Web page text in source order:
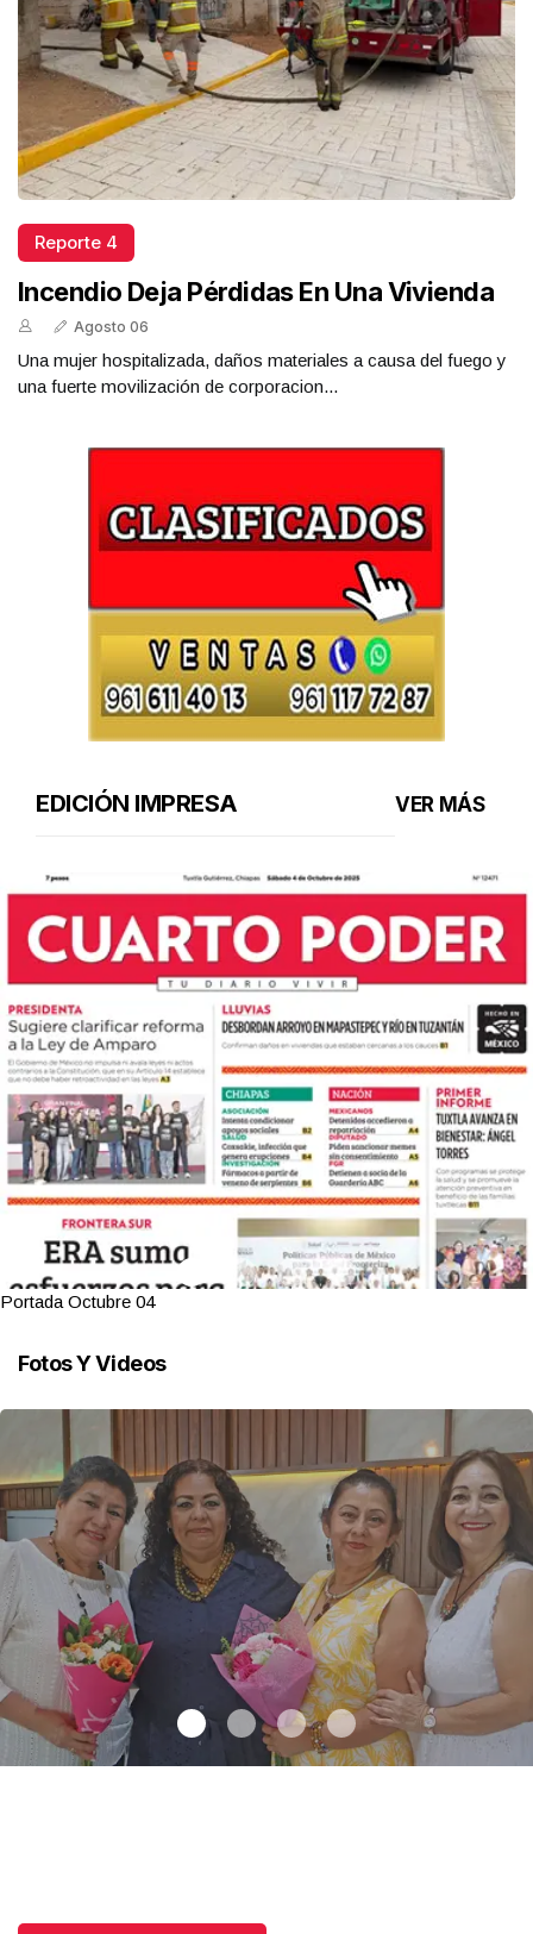
Reporte 4
Incendio Deja Pérdidas En Una Vivienda
Agosto 06
Una mujer hospitalizada, daños materiales a causa del fuego y
una fuerte movilización de corporacion...
EDICIÓN IMPRESA VER MÁS
Portada Octubre 04
Fotos Y Videos